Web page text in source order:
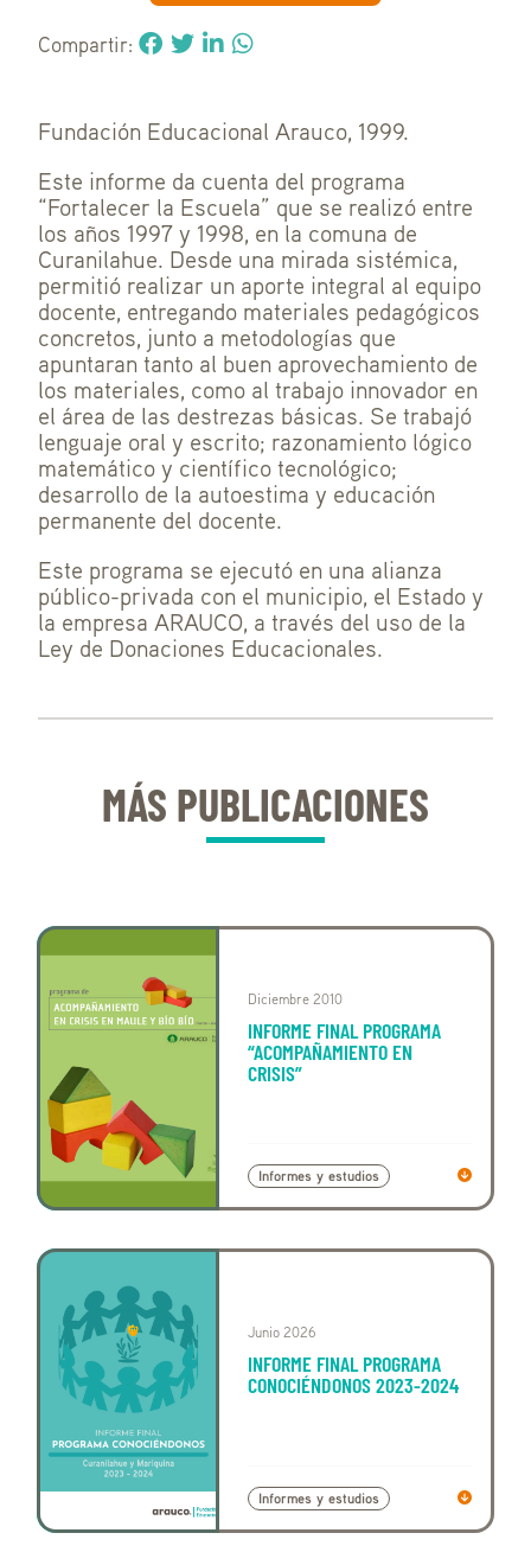
Compartir:
Fundación Educacional Arauco, 1999.
Este informe da cuenta del programa
“Fortalecer la Escuela” que se realizó entre
los años 1997 y 1998, en la comuna de
Curanilahue. Desde una mirada sistémica,
permitió realizar un aporte integral al equipo
docente, entregando materiales pedagógicos
concretos, junto a metodologías que
apuntaran tanto al buen aprovechamiento de
los materiales, como al trabajo innovador en
el área de las destrezas básicas. Se trabajó
lenguaje oral y escrito; razonamiento lógico
matemático y científico tecnológico;
desarrollo de la autoestima y educación
permanente del docente.
Este programa se ejecutó en una alianza
público-privada con el municipio, el Estado y
la empresa ARAUCO, a través del uso de la
Ley de Donaciones Educacionales.
MÁS PUBLICACIONES
Diciembre 2010
INFORME FINAL PROGRAMA
“ACOMPAÑAMIENTO EN
CRISIS”
Informes y estudios
Junio 2026
INFORME FINAL PROGRAMA
CONOCIÉNDONOS 2023-2024
Informes y estudios